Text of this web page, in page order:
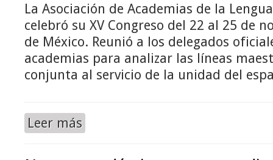
La Asociación de Academias de la
celebró su XV Congreso del 22 al 25 de
de México. Reunió a los delegados
academias para analizar las líneas
conjunta al servicio de la unidad del
Leer más